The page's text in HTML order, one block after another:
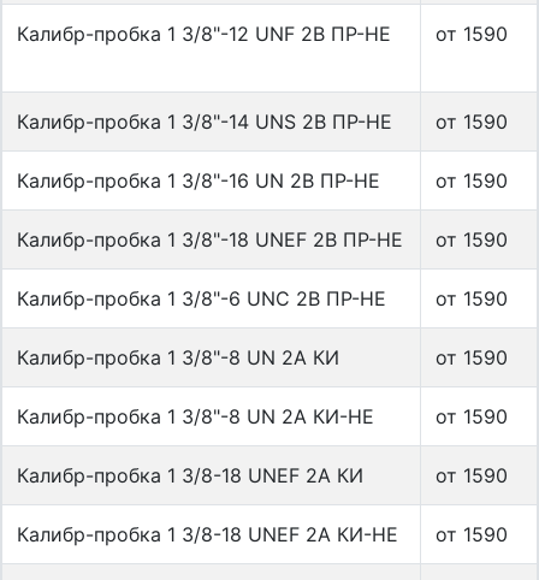
Калибр-пробка 1 3/8"-12 UNF 2B ПР-НЕ от 1590
Калибр-пробка 1 3/8"-14 UNS 2B ПР-НЕ от 1590
Калибр-пробка 1 3/8"-16 UN 2B ПР-НЕ от 1590
Калибр-пробка 1 3/8"-18 UNEF 2B ПР-НЕ от 1590
Калибр-пробка 1 3/8"-6 UNC 2B ПР-НЕ от 1590
Калибр-пробка 1 3/8"-8 UN 2A КИ от 1590
Калибр-пробка 1 3/8"-8 UN 2A КИ-НЕ от 1590
Калибр-пробка 1 3/8-18 UNEF 2A КИ от 1590
Калибр-пробка 1 3/8-18 UNEF 2A КИ-НЕ от 1590